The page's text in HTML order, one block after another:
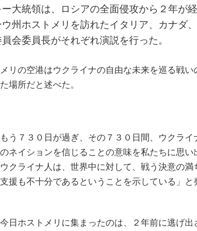
大統領は、ロシアの全面侵攻から２年が経
州ホストメリを訪れたイタリア、カナダ、
会委員長がそれぞれ演説を行った。
リの空港はウクライナの自由な未来を巡る戦い
場所だと述べた。
う７３０日が過ぎ、その７３０日間、ウクライ
ネイションを信じることの意味を私たちに思い
クライナ人は、世界中に対して、戦う決意の満
援も不十分であるということを示している」と
日ホストメリに集まったのは、２年前に逃げ出